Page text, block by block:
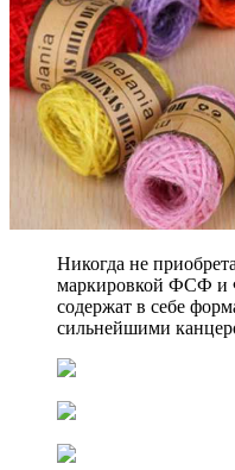
Никогда не
маркировкой ФСФ
содержат в себе
сильнейшими